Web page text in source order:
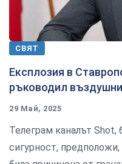
СВЯТ
Експлозия в
ръководил
29 Май, 2025
Телеграм каналът Shot,
сигурност,